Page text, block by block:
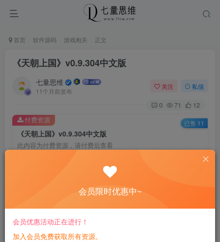
首页 软件源码 游戏相关 正文
《天朝上国》v0.9.304中文版
七量思维
11个月前发布
关注 私信
0 71 12
《天朝上国》v0.9.304中文版
此内容为付费资源，请付费后查看
6.6
您当前未登录！建议登陆后购买，可保存购买订单
付费资源 已售 11
会员限时优惠中~
会员优惠活动正在进行！
加入会员免费获取所有资源。